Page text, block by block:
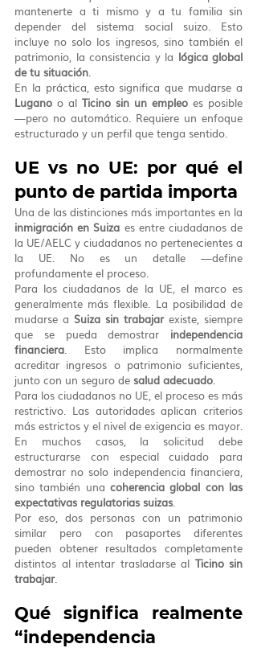
mantenerte a ti mismo y a tu familia sin
depender del sistema social suizo. Esto
incluye no solo los ingresos, sino también el
patrimonio, la consistencia y la lógica global
de tu situación.
Lugano o al Ticino sin un empleo es posible
—pero no automático. Requiere un enfoque
estructurado y un perfil que tenga sentido.
UE vs no UE: por qué el
punto de partida importa
inmigración en Suiza es entre ciudadanos de
la UE/AELC y ciudadanos no pertenecientes a
la UE. No es un detalle —define
profundamente el proceso.
Para los ciudadanos de la UE, el marco es
generalmente más flexible. La posibilidad de
mudarse a Suiza sin trabajar existe, siempre
que se pueda demostrar independencia
financiera. Esto implica normalmente
acreditar ingresos o patrimonio suficientes,
junto con un seguro de salud adecuado.
Para los ciudadanos no UE, el proceso es más
restrictivo. Las autoridades aplican criterios
más estrictos y el nivel de exigencia es mayor.
En muchos casos, la solicitud debe
estructurarse con especial cuidado para
demostrar no solo independencia financiera,
sino también una coherencia global con las
expectativas regulatorias suizas.
Por eso, dos personas con un patrimonio
similar pero con pasaportes diferentes
pueden obtener resultados completamente
distintos al intentar trasladarse al Ticino sin
trabajar.
Qué significa realmente
“independencia